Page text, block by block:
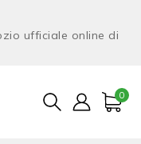
ufficiale online di
0